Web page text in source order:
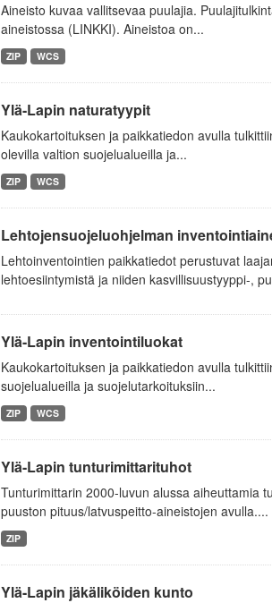
Aineisto kuvaa vallitsevaa puulajia.
aineistossa (LINKKI). Aineistoa on...
ZIP WCS
Ylä-Lapin naturatyypit
Kaukokartoituksen ja paikkatiedon avulla
olevilla valtion suojelualueilla ja...
ZIP WCS
Lehtojensuojeluohjelman
Lehtoinventointien paikkatiedot perustuvat
lehtoesiintymistä ja niiden kasvillisuustyyppi-,
Ylä-Lapin inventointiluokat
Kaukokartoituksen ja paikkatiedon avulla
suojelualueilla ja suojelutarkoituksiin...
ZIP WCS
Ylä-Lapin tunturimittarituhot
Tunturimittarin 2000-luvun alussa aiheuttamia
puuston pituus/latvuspeitto-aineistojen avulla....
ZIP
Ylä-Lapin jäkäliköiden kunto